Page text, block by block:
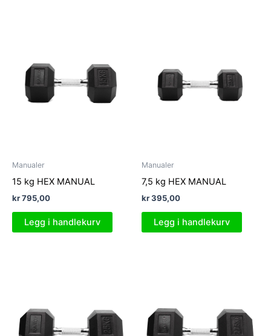
Manualer
15 kg HEX MANUAL
kr795,00
Legg i handlekurv
Manualer
7,5 kg HEX MANUAL
kr395,00
Legg i handlekurv